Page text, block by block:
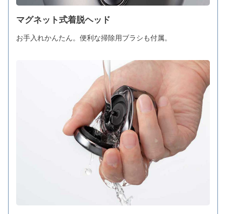
マグネット式着脱ヘッド
お手入れかんたん。便利な掃除用ブラシも付属。